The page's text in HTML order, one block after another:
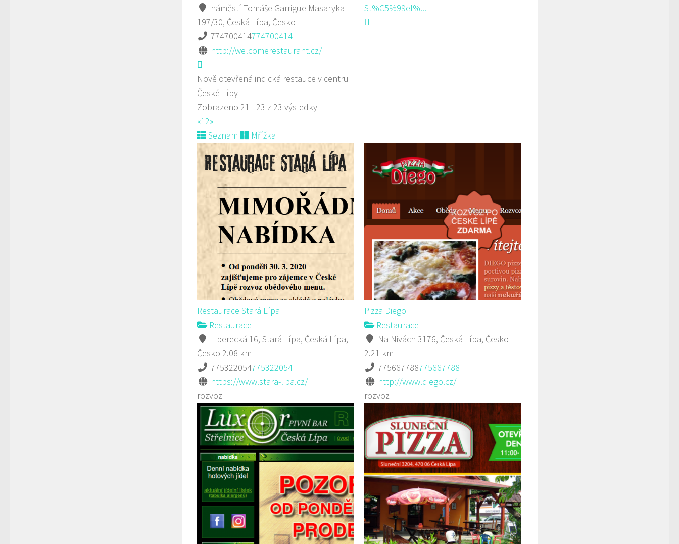
St%C5%99el%...
náměstí Tomáše Garrigue Masaryka
197/30, Česká Lípa, Česko
774700414774700414
http://welcomerestaurant.cz/
Nově otevřená indická restauce v centru
České Lípy
Zobrazeno 21 - 23 z 23 výsledky
«12»
Seznam
Mřížka
Restaurace Stará Lípa
Restaurace
Liberecká 16, Stará Lípa, Česká Lípa,
Česko 2.08 km
775322054775322054
https://www.stara-lipa.cz/
rozvoz
Pizza Diego
Restaurace
Na Nivách 3176, Česká Lípa, Česko
2.21 km
775667788775667788
http://www.diego.cz/
rozvoz